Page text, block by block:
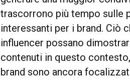
trascorrono più tempo sulle
interessanti per i brand. Ciò
influencer possano
contenuti in questo
brand sono ancora